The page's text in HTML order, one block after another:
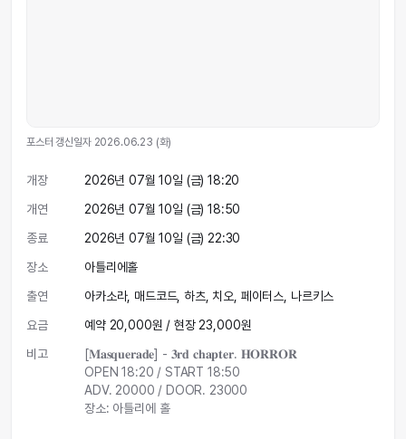
포스터 갱신일자 2026.06.23 (화)
개장
2026년 07월 10일 (금) 18:20
개연
2026년 07월 10일 (금) 18:50
종료
2026년 07월 10일 (금) 22:30
장소
아틀리에홀
출연
아카소라, 매드코드, 하츠, 치오, 페이터스, 나르키스
요금
예약 20,000원 / 현장 23,000원
비고
[𝐌𝐚𝐬𝐪𝐮𝐞𝐫𝐚𝐝𝐞] - 𝟑𝐫𝐝 𝐜𝐡𝐚𝐩𝐭𝐞𝐫. 𝐇𝐎𝐑𝐑𝐎𝐑
OPEN 18:20 / START 18:50
ADV. 20000 / DOOR. 23000
장소: 아틀리에 홀